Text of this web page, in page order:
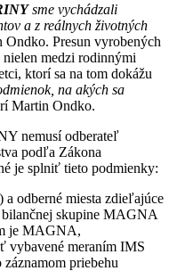
sme vychádzali
a z reálnych životných
Presun vyrobených
medzi rodinnými
ktorí sa na tom dokážu
na akých sa
Martin Ondko.
nemusí odberateľ
podľa Zákona
je splniť tieto podmienky:
a odberné miesta zdieľajúce
skupine MAGNA
je MAGNA,
vybavené meraním IMS
priebehu